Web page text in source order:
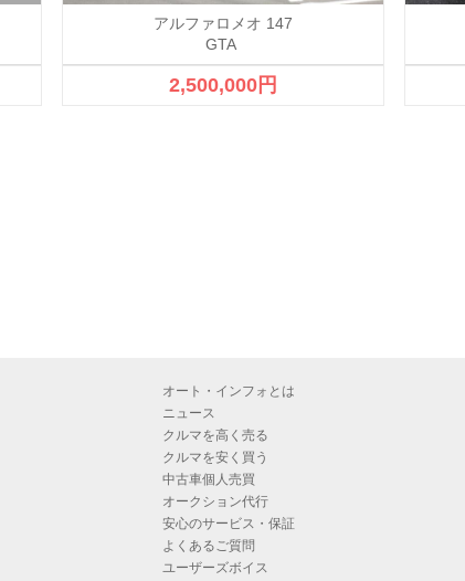
アルファロメオ 147
GTA
2,500,000円
オート・インフォとは
ニュース
クルマを高く売る
クルマを安く買う
中古車個人売買
オークション代行
安心のサービス・保証
よくあるご質問
ユーザーズボイス